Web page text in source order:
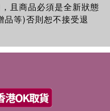
且商品必須是全新狀態
品等)否則恕不接受退